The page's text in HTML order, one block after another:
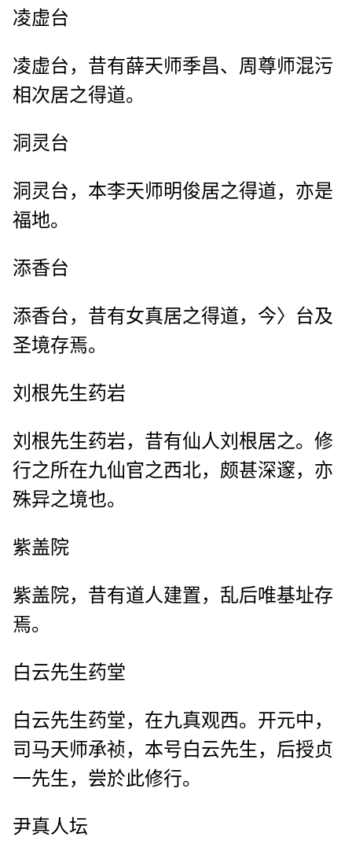
凌虚台
凌虚台，昔有薛天师季昌、周尊师混污
相次居之得道。
洞灵台
洞灵台，本李天师明俊居之得道，亦是
福地。
添香台
添香台，昔有女真居之得道，今〉台及
圣境存焉。
刘根先生药岩
刘根先生药岩，昔有仙人刘根居之。修
行之所在九仙官之西北，颇甚深邃，亦
殊异之境也。
紫盖院
紫盖院，昔有道人建置，乱后唯基址存
焉。
白云先生药堂
白云先生药堂，在九真观西。开元中，
司马天师承祯，本号白云先生，后授贞
一先生，尝於此修行。
尹真人坛